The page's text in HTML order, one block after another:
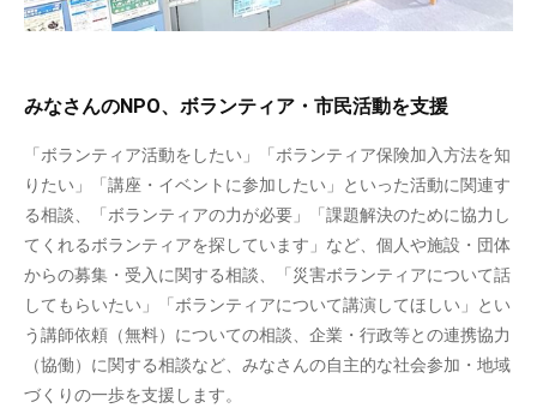
みなさんのNPO、ボランティア・市民活動を支援
「ボランティア活動をしたい」「ボランティア保険加入方法を知
りたい」「講座・イベントに参加したい」といった活動に関連す
る相談、「ボランティアの力が必要」「課題解決のために協力し
てくれるボランティアを探しています」など、個人や施設・団体
からの募集・受入に関する相談、「災害ボランティアについて話
してもらいたい」「ボランティアについて講演してほしい」とい
う講師依頼（無料）についての相談、企業・行政等との連携協力
（協働）に関する相談など、みなさんの自主的な社会参加・地域
づくりの一歩を支援します。